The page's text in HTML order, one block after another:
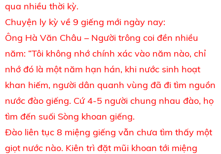
qua nhiều thời kỳ.
Chuyện ly kỳ về 9 giếng mới ngày nay:
Ông Hà Văn Châu – Người trông coi đền nhiều
năm: “Tôi không nhớ chính xác vào năm nào, chỉ
nhớ đó là một năm hạn hán, khi nước sinh hoạt
khan hiếm, người dân quanh vùng đã đi tìm nguồn
nước đào giếng. Cứ 4-5 người chung nhau đào, họ
tìm đến suối Sòng khoan giếng.
Đào liên tục 8 miệng giếng vẫn chưa tìm thấy một
giọt nước nào. Kiên trì đặt mũi khoan tới miệng